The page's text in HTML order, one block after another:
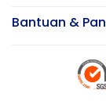
Bantuan &